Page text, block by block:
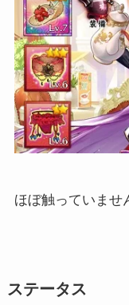
ほぼ触っていませ
ステータス